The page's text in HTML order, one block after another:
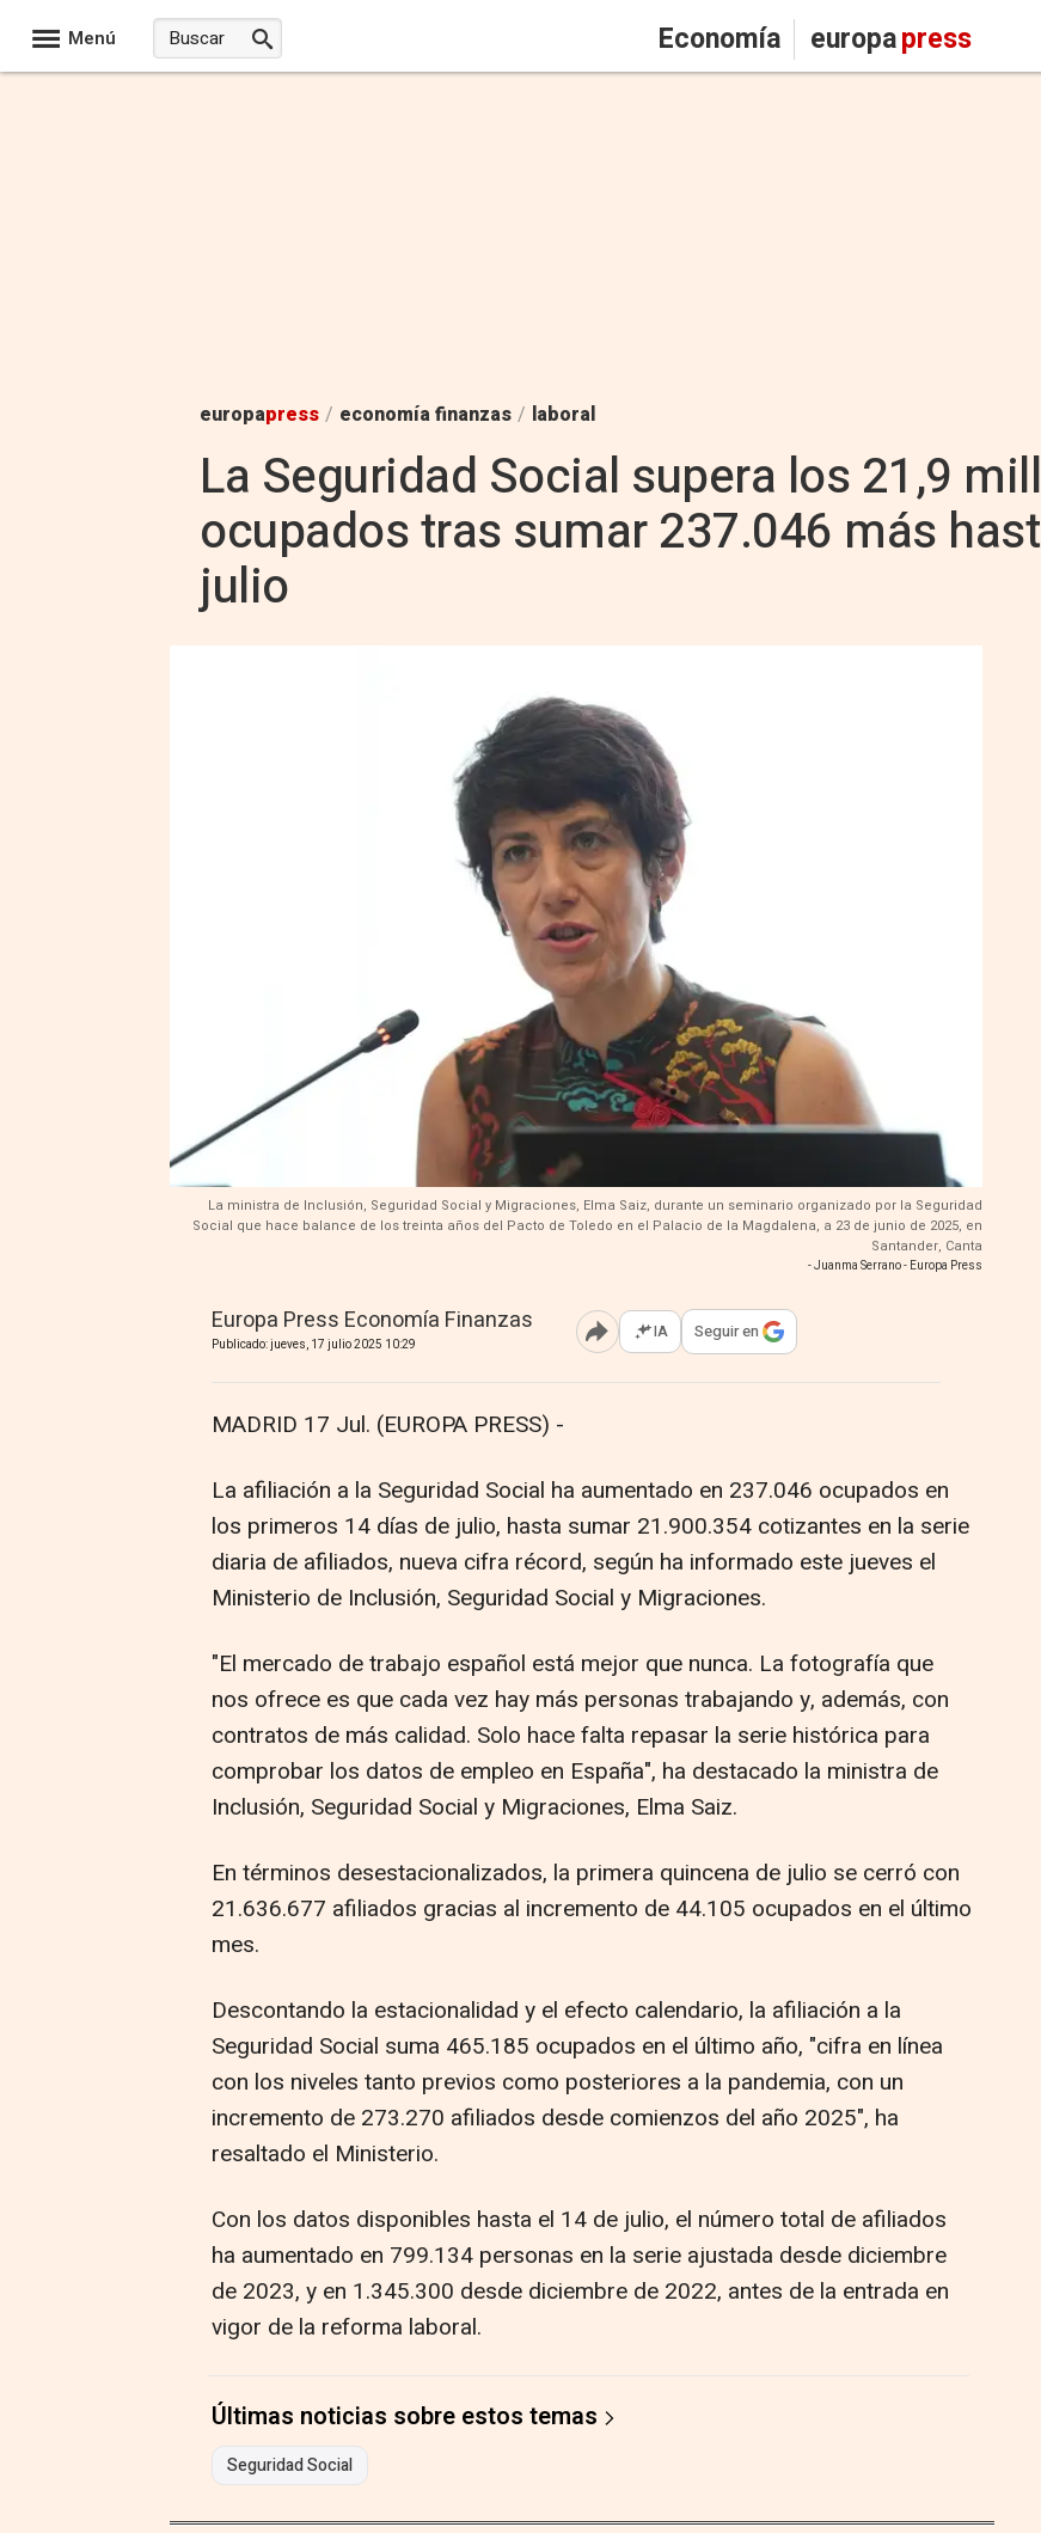
Menú Economía europapress
europapress / economía finanzas / laboral
La Seguridad Social supera los 21,9
ocupados tras sumar 237.046 más
julio
La ministra de Inclusión, Seguridad Social y Migraciones, Elma Saiz, durante un seminario organizado por la Seguridad
Social que hace balance de los treinta años del Pacto de Toledo en el Palacio de la Magdalena, a 23 de junio de 2025, en
Santander, Canta
- Juanma Serrano - Europa Press
Europa Press Economía Finanzas
Publicado: jueves, 17 julio 2025 10:29 Abrir opciones para compartir
IA Seguir en
MADRID 17 Jul. (EUROPA PRESS) -
La afiliación a la Seguridad Social ha aumentado en 237.046 ocupados en
los primeros 14 días de julio, hasta sumar 21.900.354 cotizantes en la serie
diaria de afiliados, nueva cifra récord, según ha informado este jueves el
Ministerio de Inclusión, Seguridad Social y Migraciones.
"El mercado de trabajo español está mejor que nunca. La fotografía que
nos ofrece es que cada vez hay más personas trabajando y, además, con
contratos de más calidad. Solo hace falta repasar la serie histórica para
comprobar los datos de empleo en España", ha destacado la ministra de
Inclusión, Seguridad Social y Migraciones, Elma Saiz.
En términos desestacionalizados, la primera quincena de julio se cerró con
21.636.677 afiliados gracias al incremento de 44.105 ocupados en el último
mes.
Descontando la estacionalidad y el efecto calendario, la afiliación a la
Seguridad Social suma 465.185 ocupados en el último año, "cifra en línea
con los niveles tanto previos como posteriores a la pandemia, con un
incremento de 273.270 afiliados desde comienzos del año 2025", ha
resaltado el Ministerio.
Con los datos disponibles hasta el 14 de julio, el número total de afiliados
ha aumentado en 799.134 personas en la serie ajustada desde diciembre
de 2023, y en 1.345.300 desde diciembre de 2022, antes de la entrada en
vigor de la reforma laboral.
Últimas noticias sobre estos temas
Seguridad Social